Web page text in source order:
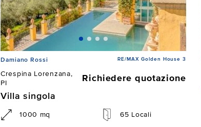
Damiano Rossi RE/MAX Golden House 3
Crespina Lorenzana,
PI
Richiedere quotazione
Villa singola
1000 mq 65 Locali